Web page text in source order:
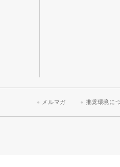
メルマガ 推奨環境に